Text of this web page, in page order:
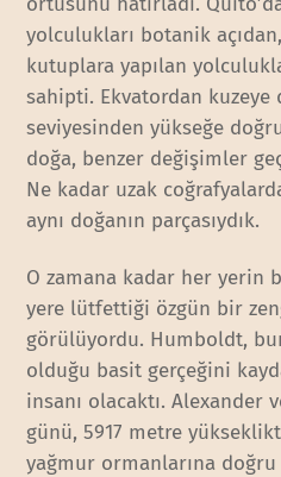
yolculukları botanik
kutuplara yapılan
sahipti. Ekvatordan kuzeye
seviyesinden yükseğe
doğa, benzer değişimler
Ne kadar uzak
aynı doğanın parçasıydık.
O zamana kadar her yerin
yere lütfettiği özgün bir
görülüyordu. Humboldt,
olduğu basit gerçeğini
insanı olacaktı. Alexander
günü, 5917 metre
yağmur ormanlarına doğru